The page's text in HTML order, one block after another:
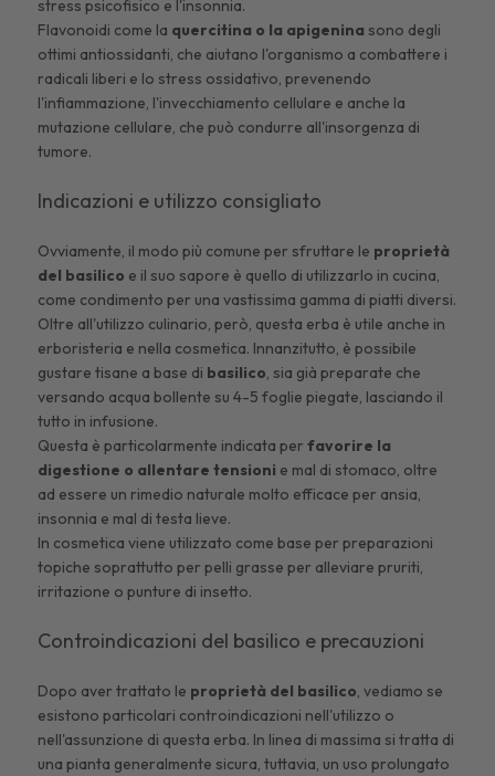
stress psicofisico e l'insonnia.
Flavonoidi come la quercitina o la apigenina sono degli
ottimi antiossidanti, che aiutano l'organismo a combattere i
radicali liberi e lo stress ossidativo, prevenendo
l'infiammazione, l'invecchiamento cellulare e anche la
mutazione cellulare, che può condurre all'insorgenza di
tumore.
Indicazioni e utilizzo consigliato
Ovviamente, il modo più comune per sfruttare le proprietà
del basilico e il suo sapore è quello di utilizzarlo in cucina,
come condimento per una vastissima gamma di piatti diversi.
Oltre all'utilizzo culinario, però, questa erba è utile anche in
erboristeria e nella cosmetica. Innanzitutto, è possibile
gustare tisane a base di basilico, sia già preparate che
versando acqua bollente su 4-5 foglie piegate, lasciando il
tutto in infusione.
Questa è particolarmente indicata perfavorire la
digestione o allentare tensioni e mal di stomaco, oltre
ad essere un rimedio naturale molto efficace per ansia,
insonnia e mal di testa lieve.
In cosmetica viene utilizzato come base per preparazioni
topiche soprattutto per pelli grasse per alleviare pruriti,
irritazione o punture di insetto.
Controindicazioni del basilico e precauzioni
Dopo aver trattato le proprietà del basilico, vediamo se
esistono particolari controindicazioni nell'utilizzo o
nell'assunzione di questa erba. In linea di massima si tratta di
una pianta generalmente sicura, tuttavia, un uso prolungato